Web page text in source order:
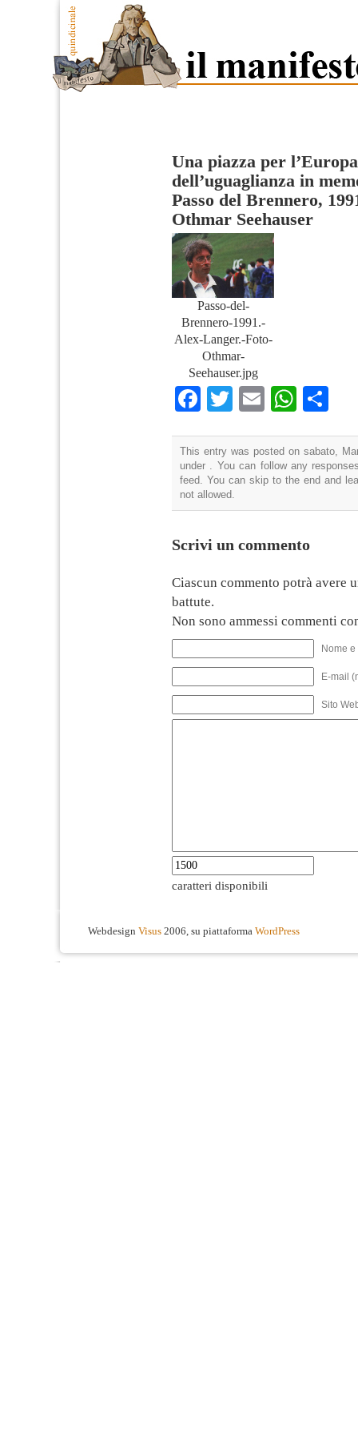
Una piazza per
dell’uguaglianza in
Passo del Brennero,
Othmar Seehauser
Passo-del-
Brennero-1991.-
Alex-Langer.-Foto-
Othmar-
Seehauser.jpg
Facebook
TwitterEmail
This entry was posted on sabato,
under . You can follow any
feed. You can skip to the end and
not allowed.
Scrivi un commento
Ciascun commento potrà avere
battute.
Non sono ammessi commenti
Nome
E-mail
Sito
caratteri disponibili
Webdesign Visus 2006, su piattaforma WordPress